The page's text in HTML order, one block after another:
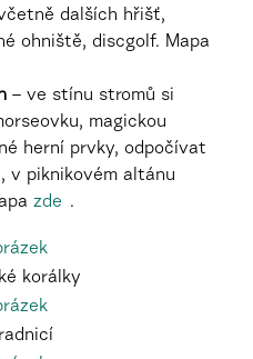
dalších hřišť,
ohniště, discgolf. Mapa
– ve stínu stromů si
magickou
herní prvky, odpočívat
v piknikovém altánu
zde .
korálky